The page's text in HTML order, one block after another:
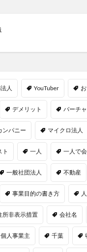
人 YouTuber
デメリット バーチ
ンパニー マイクロ法人
ト 一人 一人で
一般社団法人 不動産
事業目的の書き方
所非表示措置 会社名
個人事業主 千葉